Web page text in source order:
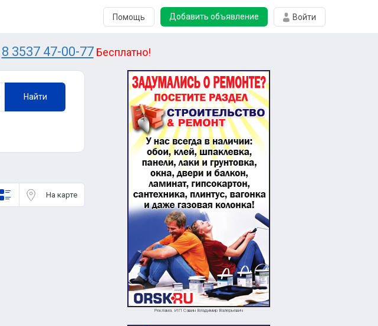
Помощь Добавить объявление Войти
8 3537 47-00-77Бесплатно!
Найти
На карте
Реклама. ИП Савин Владимир Валерьевич